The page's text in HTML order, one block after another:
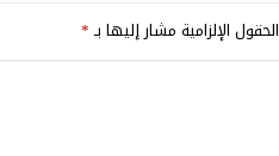
الحقول الإلزامية مشار إليها بـ*